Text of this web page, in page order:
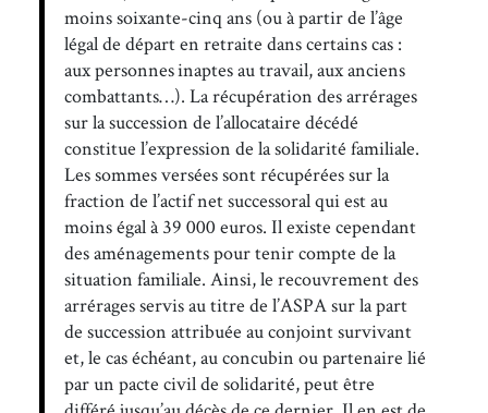
moins soixante-cinq ans (ou à partir de l’âge
légal de départ en retraite dans certains cas :
aux personnes inaptes au travail, aux anciens
combattants…). La récupération des arrérages
sur la succession de l’allocataire décédé
constitue l’expression de la solidarité familiale.
Les sommes versées sont récupérées sur la
fraction de l’actif net successoral qui est au
moins égal à 39 000 euros. Il existe cependant
des aménagements pour tenir compte de la
situation familiale. Ainsi, le recouvrement des
arrérages servis au titre de l’ASPA sur la part
de succession attribuée au conjoint survivant
et, le cas échéant, au concubin ou partenaire lié
par un pacte civil de solidarité, peut être